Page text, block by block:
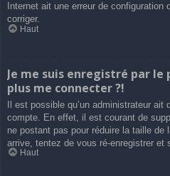
Internet ait une erreur de configuration
corriger.
Haut
Je me suis enregistré par le
plus me connecter ?!
Il est possible qu’un administrateur
compte. En effet, il est courant de
ne postant pas pour réduire la taille
arrive, tentez de vous ré-enregistrer et
Haut